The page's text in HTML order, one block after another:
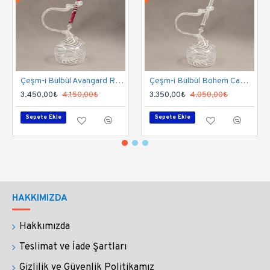
Kalemlerimiz mürekkebe daldırılarak
kullanılır.Her daldırışta mürekkep kalem
ucundaki yivlere tutunur ve sadece siz yazarken
sürtünme gücüyle yivlerden süzülür, bu sayede
mürekkep damlamaz, sıçramaz;
uzun bir yazış sağlar.
Temizliği çok basittir. Suya daldırmanız yeterlidir.
boyalarla, kahve ve şarapla çalışabilirsiniz.
için de uygundur.
çalışmalarınızda çok rahat renk geçişi sağlarsınız.
Çeşm-i Bülbül Avangard Rose Cam Kalem Seti
3.450,00₺ 4.150,00₺
Sepete Ekle
Çeşm-i Bülbül Bohem Cam Kalem Seti
3.350,00₺ 4.050,00₺
Sepete Ekle
HAKKIMIZDA
Hakkımızda
Teslimat ve İade Şartları
Gizlilik ve Güvenlik Politikamız